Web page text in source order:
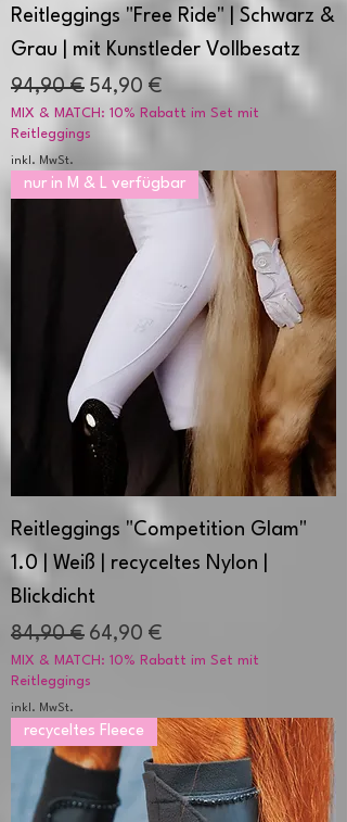
Reitleggings "Free Ride" | Schwarz &
Grau | mit Kunstleder Vollbesatz
Standardpreis
94,90 € Sale-Preis
54,90 €
MIX & MATCH: 10% Rabatt im Set mit
Reitleggings
inkl. MwSt.
nur in M & L verfügbar
Reitleggings "Competition Glam"
1.0 | Weiß | recyceltes Nylon |
Blickdicht
Standardpreis
84,90 € Sale-Preis
64,90 €
MIX & MATCH: 10% Rabatt im Set mit
Reitleggings
inkl. MwSt.
recyceltes Fleece